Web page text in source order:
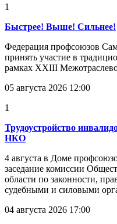
1
Быстрее! Выше! Сильнее!
Федерация профсоюзов
принять участие в
рамках XXIII
05 августа 2026 12:00
1
Трудоустройство
НКО
4 августа в Доме
заседание комиссии
области по законности,
судебными и силовыми
04 августа 2026 17:00